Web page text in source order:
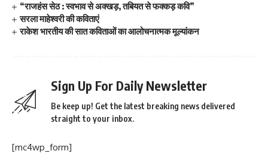
“राजहंस सेठ : स्वभाव से अक्खड़, तबियत से फक्कड़ कवि”
सरला माहेश्वरी की कविताएं
राकेश भारतीय की सात कविताओं का आलोचनात्मक मूल्यांकन
Sign Up For Daily Newsletter
Be keep up! Get the latest breaking news delivered
straight to your inbox.
[mc4wp_form]